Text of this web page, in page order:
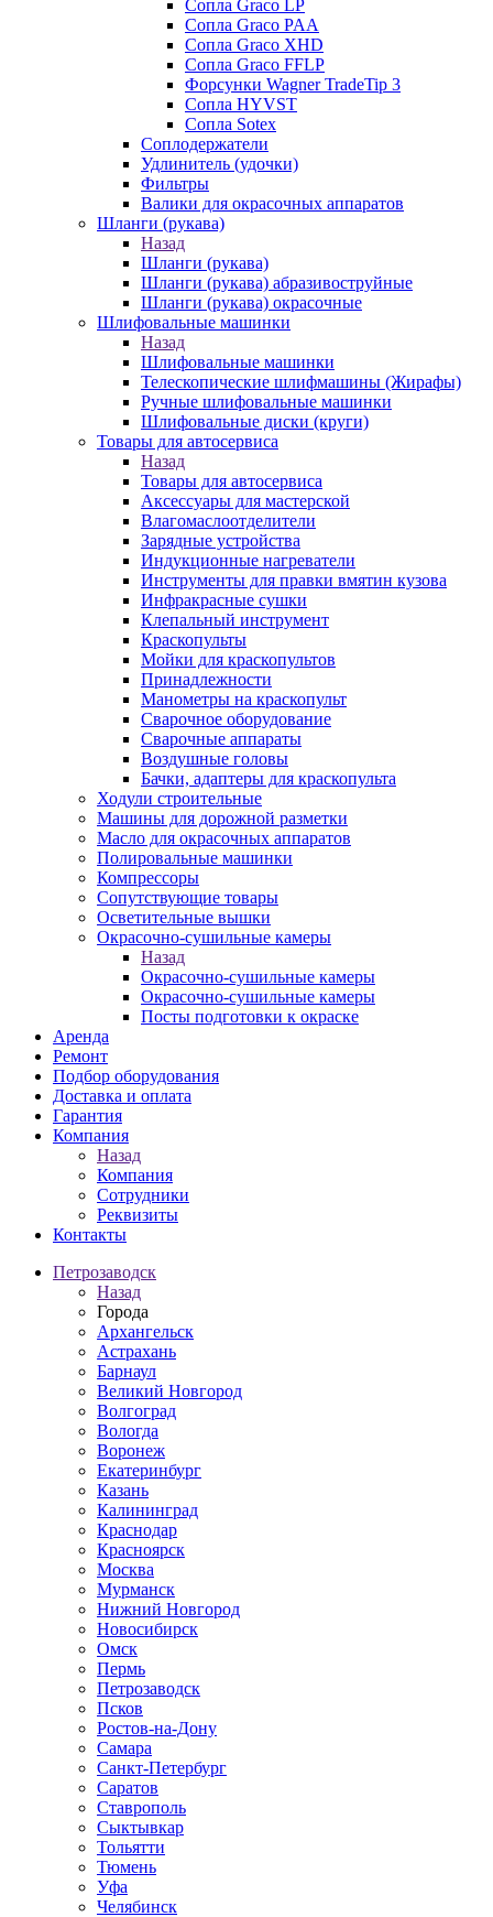
Сопла Graco LP
Сопла Graco PAA
Сопла Graco XHD
Сопла Graco FFLP
Форсунки Wagner TradeTip 3
Сопла HYVST
Сопла Sotex
Соплодержатели
Удлинитель (удочки)
Фильтры
Валики для окрасочных аппаратов
Шланги (рукава)
Назад
Шланги (рукава)
Шланги (рукава) абразивоструйные
Шланги (рукава) окрасочные
Шлифовальные машинки
Назад
Шлифовальные машинки
Телескопические шлифмашины (Жирафы)
Ручные шлифовальные машинки
Шлифовальные диски (круги)
Товары для автосервиса
Назад
Товары для автосервиса
Аксессуары для мастерской
Влагомаслоотделители
Зарядные устройства
Индукционные нагреватели
Инструменты для правки вмятин кузова
Инфракрасные сушки
Клепальный инструмент
Краскопульты
Мойки для краскопультов
Принадлежности
Манометры на краскопульт
Сварочное оборудование
Сварочные аппараты
Воздушные головы
Бачки, адаптеры для краскопульта
Ходули строительные
Машины для дорожной разметки
Масло для окрасочных аппаратов
Полировальные машинки
Компрессоры
Сопутствующие товары
Осветительные вышки
Окрасочно-сушильные камеры
Назад
Окрасочно-сушильные камеры
Окрасочно-сушильные камеры
Посты подготовки к окраске
Аренда
Ремонт
Подбор оборудования
Доставка и оплата
Гарантия
Компания
Назад
Компания
Сотрудники
Реквизиты
Контакты
Петрозаводск
Назад
Города
Архангельск
Астрахань
Барнаул
Великий Новгород
Волгоград
Вологда
Воронеж
Екатеринбург
Казань
Калининград
Краснодар
Красноярск
Москва
Мурманск
Нижний Новгород
Новосибирск
Омск
Пермь
Петрозаводск
Псков
Ростов-на-Дону
Самара
Санкт-Петербург
Саратов
Ставрополь
Сыктывкар
Тольятти
Тюмень
Уфа
Челябинск